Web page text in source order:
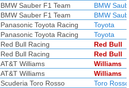
BMW Sauber F1 Team
BMW
BMW Sauber F1 Team
BMW
Panasonic Toyota Racing
Toyota
Panasonic Toyota Racing
Toyota
Red Bull Racing
Red Bull
Red Bull Racing
Red Bull
AT&T Williams
Williams
AT&T Williams
Williams
Scuderia Toro Rosso
Toro Rosso